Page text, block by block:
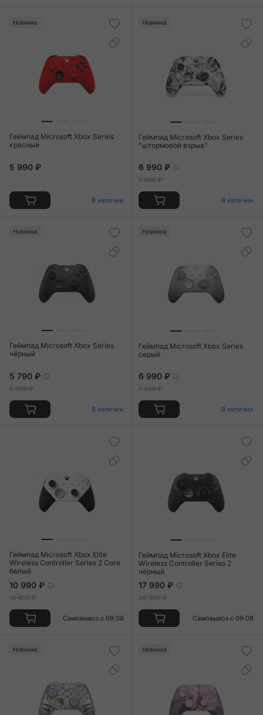
Новинка
Геймпад Microsoft Xbox Series
красный
5 990 ₽
В наличии
Новинка
Геймпад Microsoft Xbox Series
"штормовой взрыв"
6 990 ₽
7 490 ₽
В наличии
Новинка
Геймпад Microsoft Xbox Series
чёрный
5 790 ₽
5 990 ₽
В наличии
Новинка
Геймпад Microsoft Xbox Series
серый
6 990 ₽
7 490 ₽
В наличии
Геймпад Microsoft Xbox Elite
Wireless Controller Series 2 Core
белый
10 990 ₽
14 490 ₽
Самовывоз с 09.08
Геймпад Microsoft Xbox Elite
Wireless Controller Series 2
чёрный
17 990 ₽
20 990 ₽
Самовывоз с 09.08
Новинка Новинка